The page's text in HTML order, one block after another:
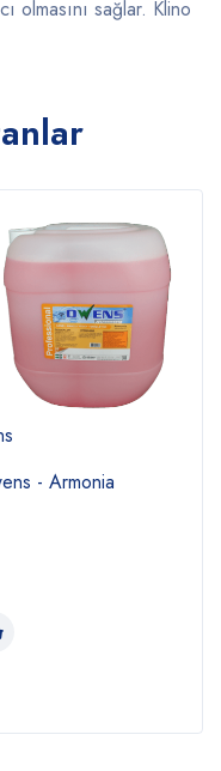
olmasını sağlar. Klino
- Armonia